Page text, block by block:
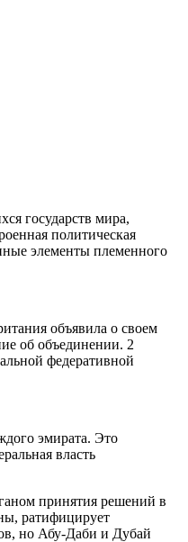
государств мира,
политическая
элементы племенного
объявила о своем
об объединении. 2
федеративной
эмирата. Это
власть
принятия решений в
ратифицирует
но Абу-Даби и Дубай